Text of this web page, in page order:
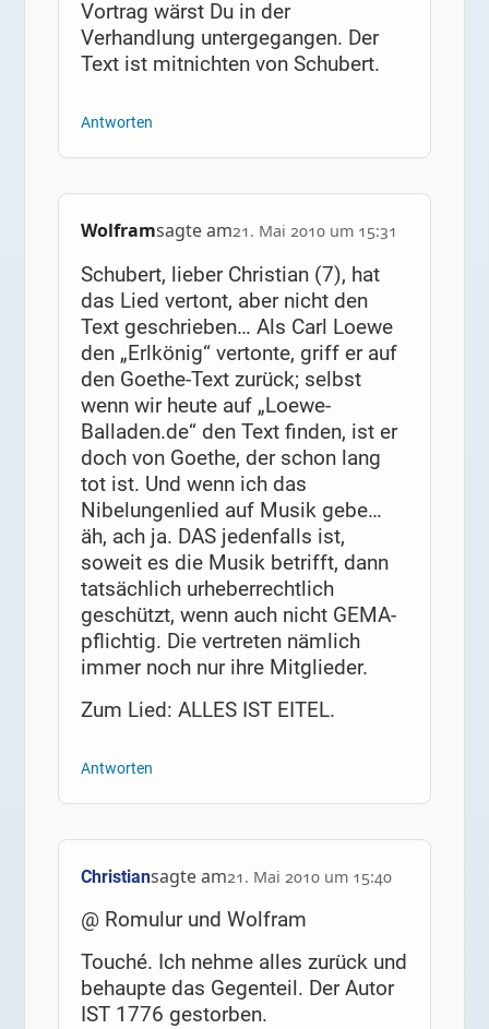
Vortrag wärst Du in der
Verhandlung untergegangen. Der
Text ist mitnichten von Schubert.
Antworten
Wolframsagte am21. Mai 2010 um 15:31
Schubert, lieber Christian (7), hat
das Lied vertont, aber nicht den
Text geschrieben… Als Carl Loewe
den „Erlkönig“ vertonte, griff er auf
den Goethe-Text zurück; selbst
wenn wir heute auf „Loewe-
Balladen.de“ den Text finden, ist er
doch von Goethe, der schon lang
tot ist. Und wenn ich das
Nibelungenlied auf Musik gebe…
äh, ach ja. DAS jedenfalls ist,
soweit es die Musik betrifft, dann
tatsächlich urheberrechtlich
geschützt, wenn auch nicht GEMA-
pflichtig. Die vertreten nämlich
immer noch nur ihre Mitglieder.
Zum Lied: ALLES IST EITEL.
Antworten
Christiansagte am21. Mai 2010 um 15:40
@ Romulur und Wolfram
Touché. Ich nehme alles zurück und
behaupte das Gegenteil. Der Autor
IST 1776 gestorben.